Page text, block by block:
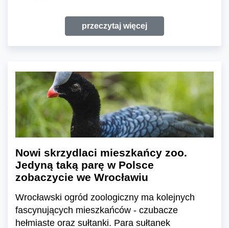
przeczytaj więcej
Nowi skrzydlaci mieszkańcy zoo.
Jedyną taką parę w Polsce
zobaczycie we Wrocławiu
Wrocławski ogród zoologiczny ma kolejnych
fascynujących mieszkańców - czubacze
hełmiaste oraz sułtanki. Para sułtanek